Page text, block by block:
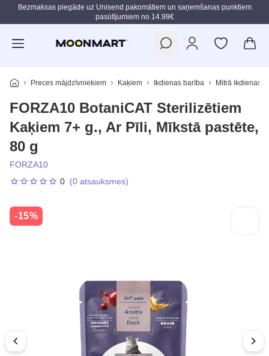
Pāriet uz galveno saturu
Bezmaksas piegāde uz Unisend pakomātiem un saņemšanas punktiem
pasūtījumiem no 14.99€
Preces mājdzīvniekiem Kaķiem Ikdienas barība Mitrā ikdienas
FORZA10 BotaniCAT Sterilizētiem
Kaķiem 7+ g., Ar Pīli, Mīkstā pastēte,
80 g
FORZA10
0 (0 atsauksmes)
-15%